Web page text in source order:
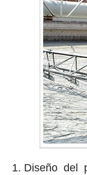
1. Diseño del